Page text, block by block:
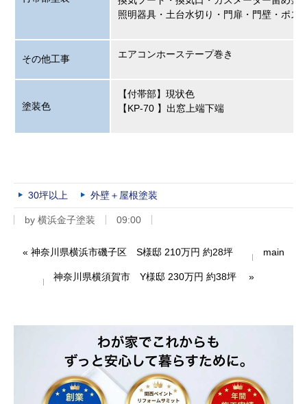
照明器具・土台水切り・門扉・門壁・ポス
その他工事 エアコンホーステープ巻き
塗装色
【付帯部】現状色
【KP-70 】出窓上端下端
30坪以上 外壁＋屋根塗装
by 横浜金子塗装 09:00
« 神奈川県横浜市磯子区 S様邸 210万円 約28坪 main
神奈川県横須賀市 Y様邸 230万円 約38坪 »